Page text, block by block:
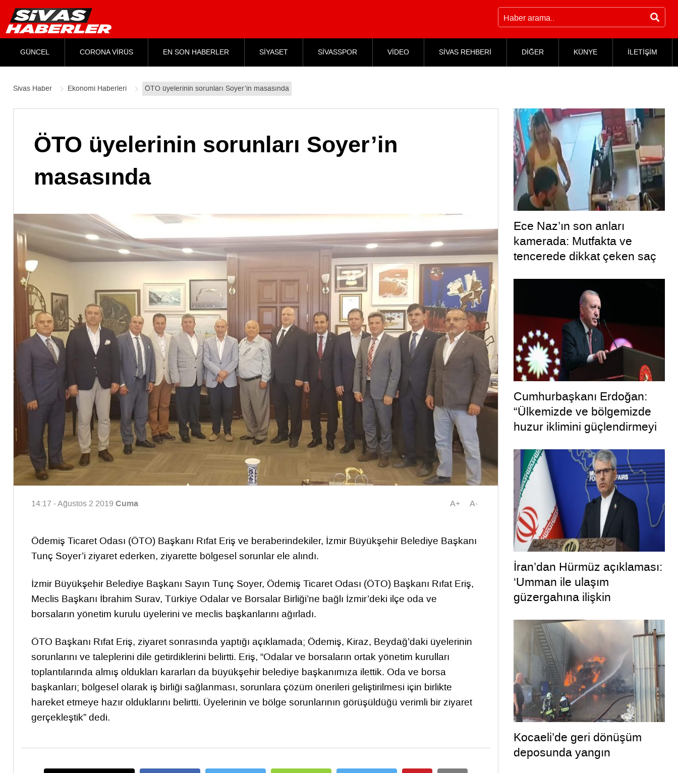
GÜNCEL CORONA VİRÜS EN SON HABERLER SİYASET SİVASSPOR VİDEO SİVAS REHBERİ DİĞER KÜNYE İLETİŞİM
Sivas Haber Ekonomi Haberleri ÖTO üyelerinin sorunları Soyer’in masasında
ÖTO üyelerinin sorunları Soyer’in
masasında
14:17 - Ağustos 2 2019 Cuma A+ A-
Ödemiş Ticaret Odası (ÖTO) Başkanı Rıfat Eriş ve beraberindekiler, İzmir Büyükşehir Belediye Başkanı
Tunç Soyer’i ziyaret ederken, ziyarette bölgesel sorunlar ele alındı.
İzmir Büyükşehir Belediye Başkanı Sayın Tunç Soyer, Ödemiş Ticaret Odası (ÖTO) Başkanı Rıfat Eriş,
Meclis Başkanı İbrahim Surav, Türkiye Odalar ve Borsalar Birliği’ne bağlı İzmir’deki ilçe oda ve
borsaların yönetim kurulu üyelerini ve meclis başkanlarını ağırladı.
ÖTO Başkanı Rıfat Eriş, ziyaret sonrasında yaptığı açıklamada; Ödemiş, Kiraz, Beydağ’daki üyelerinin
sorunlarını ve taleplerini dile getirdiklerini belirtti. Eriş, “Odalar ve borsaların ortak yönetim kurulları
toplantılarında almış oldukları kararları da büyükşehir belediye başkanımıza ilettik. Oda ve borsa
başkanları; bölgesel olarak iş birliği sağlanması, sorunlara çözüm önerileri geliştirilmesi için birlikte
hareket etmeye hazır olduklarını belirtti. Üyelerinin ve bölge sorunlarının görüşüldüğü verimli bir ziyaret
gerçekleştik” dedi.
Ece Naz’ın son anları
kamerada: Mutfakta ve
tencerede dikkat çeken saç
Cumhurbaşkanı Erdoğan:
“Ülkemizde ve bölgemizde
huzur iklimini güçlendirmeyi
hayırlara vesile olmasını
diliyorum”
İran’dan Hürmüz açıklaması:
‘Umman ile ulaşım
güzergahına ilişkin
Kocaeli’de geri dönüşüm
deposunda yangın